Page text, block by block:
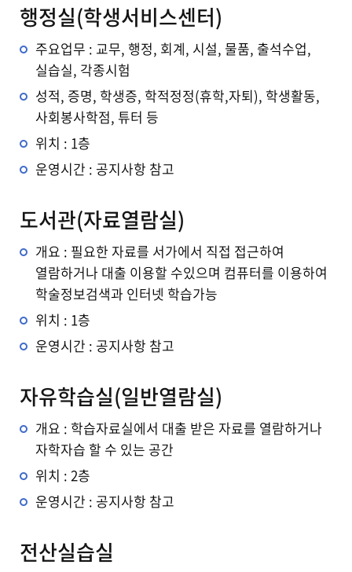
행정실(학생서비스센터)
주요업무 : 교무, 행정, 회계, 시설, 물품, 출석수업,
실습실, 각종시험
성적, 증명, 학생증, 학적정정(휴학,자퇴), 학생활동,
사회봉사학점, 튜터 등
위치 : 1층
운영시간 : 공지사항 참고
도서관(자료열람실)
개요 : 필요한 자료를 서가에서 직접 접근하여
열람하거나 대출 이용할 수있으며 컴퓨터를 이용하여
학술정보검색과 인터넷 학습가능
위치 : 1층
운영시간 : 공지사항 참고
자유학습실(일반열람실)
개요 : 학습자료실에서 대출 받은 자료를 열람하거나
자학자습 할 수 있는 공간
위치 : 2층
운영시간 : 공지사항 참고
전산실습실